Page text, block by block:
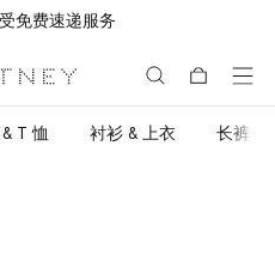
免费速递服务
T 恤 衬衫 & 上衣 长裤